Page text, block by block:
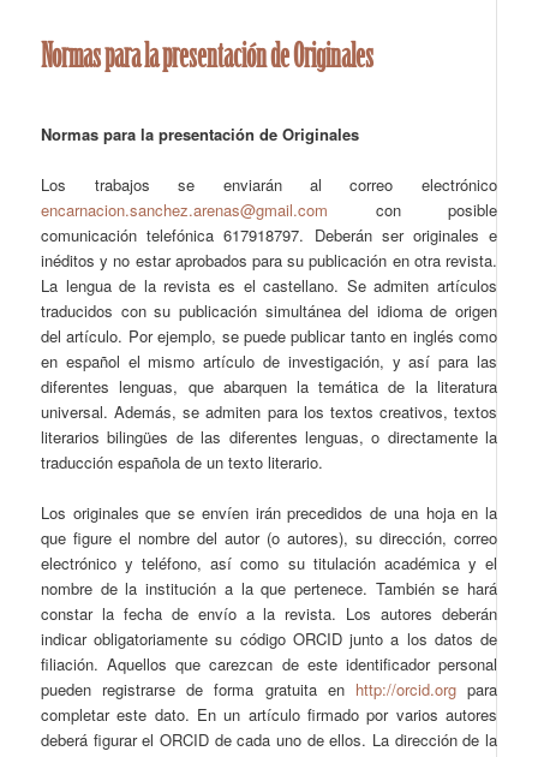
Normas para la presentación de Originales
Normas para la presentación de Originales
Los trabajos se enviarán al correo electrónico
encarnacion.sanchez.arenas@gmail.com con posible
comunicación telefónica 617918797. Deberán ser originales e
inéditos y no estar aprobados para su publicación en otra revista.
La lengua de la revista es el castellano. Se admiten artículos
traducidos con su publicación simultánea del idioma de origen
del artículo. Por ejemplo, se puede publicar tanto en inglés como
en español el mismo artículo de investigación, y así para las
diferentes lenguas, que abarquen la temática de la literatura
universal. Además, se admiten para los textos creativos, textos
literarios bilingües de las diferentes lenguas, o directamente la
traducción española de un texto literario.
Los originales que se envíen irán precedidos de una hoja en la
que figure el nombre del autor (o autores), su dirección, correo
electrónico y teléfono, así como su titulación académica y el
nombre de la institución a la que pertenece. También se hará
constar la fecha de envío a la revista. Los autores deberán
indicar obligatoriamente su código ORCID junto a los datos de
filiación. Aquellos que carezcan de este identificador personal
pueden registrarse de forma gratuita en http://orcid.orgpara
completar este dato. En un artículo firmado por varios autores
deberá figurar el ORCID de cada uno de ellos. La dirección de la